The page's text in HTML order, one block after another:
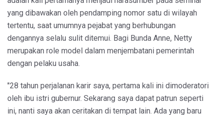
yang dibawakan oleh pendamping nomor satu di wilayah
tertentu, saat umumnya pejabat yang berhubungan
dengannya selalu sulit ditemui. Bagi Bunda Anne, Netty
merupakan role model dalam menjembatani pemerintah
dengan pelaku usaha.
"28 tahun perjalanan karir saya, pertama kali ini dimoderatori
oleh ibu istri gubernur. Sekarang saya dapat patrun seperti
ini, nanti saya akan ceritakan di tempat lain. Ada yang baru